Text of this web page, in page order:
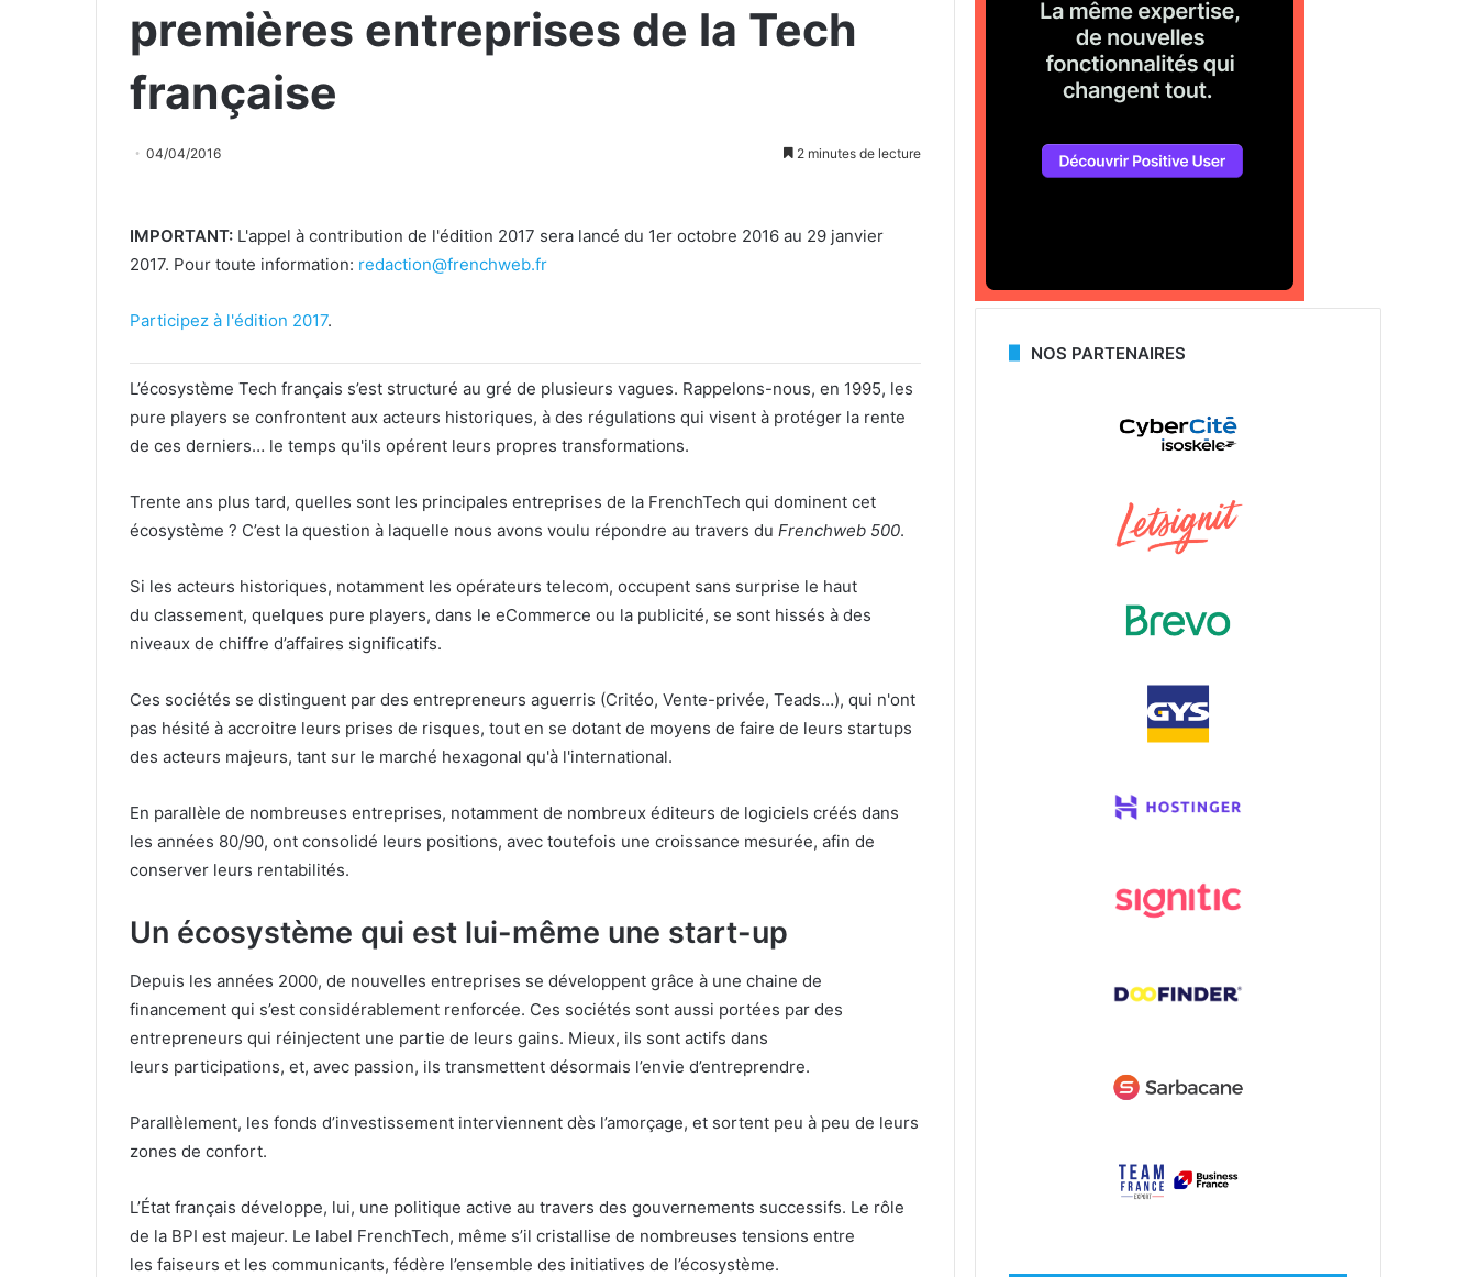
premières entreprises de la Tech
française
04/04/2016 2 minutes de lecture
IMPORTANT: L'appel à contribution de l'édition 2017 sera lancé du 1er octobre 2016 au 29 janvier
2017. Pour toute information: redaction@frenchweb.fr
Participez à l'édition 2017.
L’écosystème Tech français s’est structuré au gré de plusieurs vagues. Rappelons-nous, en 1995, les
pure players se confrontent aux acteurs historiques, à des régulations qui visent à protéger la rente
de ces derniers… le temps qu'ils opérent leurs propres transformations.
Trente ans plus tard, quelles sont les principales entreprises de la FrenchTech qui dominent cet
écosystème ? C’est la question à laquelle nous avons voulu répondre au travers du Frenchweb 500.
Si les acteurs historiques, notamment les opérateurs telecom, occupent sans surprise le haut
du classement, quelques pure players, dans le eCommerce ou la publicité, se sont hissés à des
niveaux de chiffre d’affaires significatifs.
Ces sociétés se distinguent par des entrepreneurs aguerris (Critéo, Vente-privée, Teads…), qui n'ont
pas hésité à accroitre leurs prises de risques, tout en se dotant de moyens de faire de leurs startups
des acteurs majeurs, tant sur le marché hexagonal qu'à l'international.
En parallèle de nombreuses entreprises, notamment de nombreux éditeurs de logiciels créés dans
les années 80/90, ont consolidé leurs positions, avec toutefois une croissance mesurée, afin de
conserver leurs rentabilités.
Un écosystème qui est lui-même une start-up
Depuis les années 2000, de nouvelles entreprises se développent grâce à une chaine de
financement qui s’est considérablement renforcée. Ces sociétés sont aussi portées par des
entrepreneurs qui réinjectent une partie de leurs gains. Mieux, ils sont actifs dans
leurs participations, et, avec passion, ils transmettent désormais l’envie d’entreprendre.
Parallèlement, les fonds d’investissement interviennent dès l’amorçage, et sortent peu à peu de leurs
zones de confort.
L’État français développe, lui, une politique active au travers des gouvernements successifs. Le rôle
de la BPI est majeur. Le label FrenchTech, même s’il cristallise de nombreuses tensions entre
les faiseurs et les communicants, fédère l’ensemble des initiatives de l’écosystème.
NOS PARTENAIRES